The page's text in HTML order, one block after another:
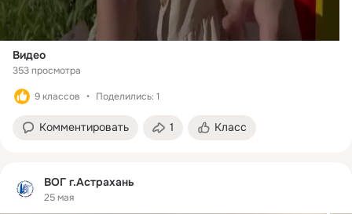
Видео
353 просмотра
9 классов Поделились: 1
Комментировать 1 Класс
ВОГ г.Астрахань
25 мая